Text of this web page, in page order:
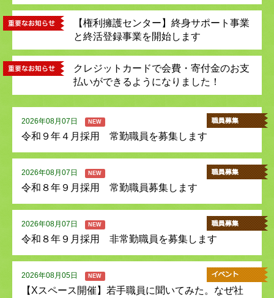
【権利擁護センター】終身サポート事業
と終活登録事業を開始します
クレジットカードで会費・寄付金のお支
払いができるようになりました！
2026年08月07日 NEW
令和９年４月採用 常勤職員を募集します
2026年08月07日 NEW
令和８年９月採用 常勤職員募集します
2026年08月07日 NEW
令和８年９月採用 非常勤職員を募集します
2026年08月05日 NEW
【Xスペース開催】若手職員に聞いてみた。なぜ社